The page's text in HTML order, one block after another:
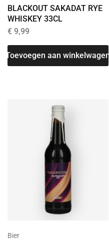
BLACKOUT SAKADAT RYE
WHISKEY 33CL
€ 9,99
Toevoegen aan winkelwagen
Bier